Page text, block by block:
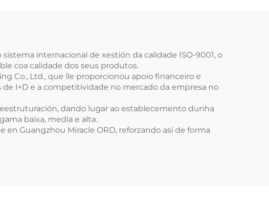
internacional de xestión da calidade ISO-9001, o
coa calidade dos seus produtos.
Co., Ltd., que lle proporcionou apoio financeiro e
I+D e a competitividade no mercado da empresa no
dando lugar ao establecemento dunha
baixa, media e alta.
Guangzhou Miracle ORD, reforzando así de forma